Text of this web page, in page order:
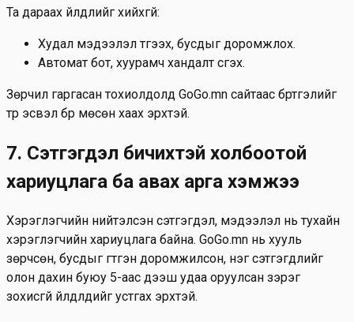
Та дараах үйлдлийг хийхгүй:
Худал мэдээлэл түгээх, бусдыг доромжлох.
Автомат бот, хуурамч хандалт үүсгэх.
Зөрчил гаргасан тохиолдолд GoGo.mn сайтаас бүртгэлийг
түр эсвэл бүр мөсөн хаах эрхтэй.
7. Сэтгэгдэл бичихтэй холбоотой
хариуцлага ба авах арга хэмжээ
Хэрэглэгчийн нийтэлсэн сэтгэгдэл, мэдээлэл нь тухайн
хэрэглэгчийн хариуцлага байна. GoGo.mn нь хууль
зөрчсөн, бусдыг гүтгэн доромжилсон, нэг сэтгэгдлийг
олон дахин буюу 5-аас дээш удаа оруулсан зэрэг
зохисгүй үйлдлүүдийг устгах эрхтэй.